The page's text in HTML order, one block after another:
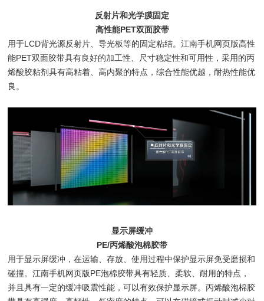
反射片和光学膜固定
高性能PET双面胶带
用于LCD背光源反射片、导光板等的固定粘结。江南手机网页版高性
能PET双面胶带具有良好的加工性、尺寸稳定性和可用性，采用的丙
烯酸胶粘剂具有高粘着、高内聚的特点，综合性能优越，耐热性能优
良。
显示屏缓冲
PE/丙烯酸泡棉胶带
用于显示屏缓冲，在运输、存放、使用过程中保护显示屏免受磨损和
碰撞。江南手机网页版PE泡棉胶带具有轻质、柔软、耐用的特点，
并且具有一定的缓冲吸震性能，可以有效保护显示屏。丙烯酸泡棉胶